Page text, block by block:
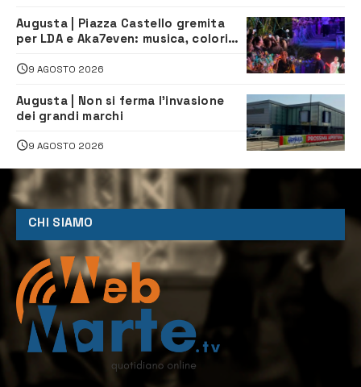
Augusta | Piazza Castello gremita
per LDA e Aka7even: musica, colori
9 AGOSTO 2026
Augusta | Non si ferma l’invasione
dei grandi marchi
9 AGOSTO 2026
CHI SIAMO